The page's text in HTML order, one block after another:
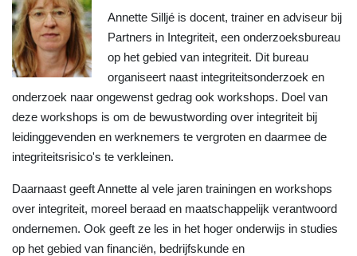
Annette Silljé is docent, trainer en adviseur bij
Partners in Integriteit, een onderzoeksbureau
op het gebied van integriteit. Dit bureau
organiseert naast integriteitsonderzoek en
onderzoek naar ongewenst gedrag ook workshops. Doel van
deze workshops is om de bewustwording over integriteit bij
leidinggevenden en werknemers te vergroten en daarmee de
integriteitsrisico's te verkleinen.
Daarnaast geeft Annette al vele jaren trainingen en workshops
over integriteit, moreel beraad en maatschappelijk verantwoord
ondernemen. Ook geeft ze les in het hoger onderwijs in studies
op het gebied van financiën, bedrijfskunde en